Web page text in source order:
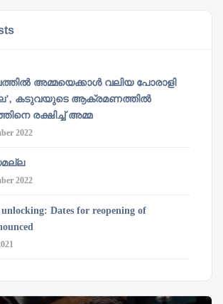
അമ്മയെക്കാള്‍ വലിയ പോരാളി
കടുവയുടെ ആക്രമണത്തില്‍
രക്ഷിച്ച് അമ്മ
2022
2022
Dates for reopening of